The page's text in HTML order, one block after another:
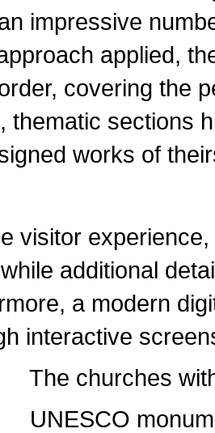
impressive
applied,
covering the
thematic sections
works of
visitor
additional
a modern
interactive
within